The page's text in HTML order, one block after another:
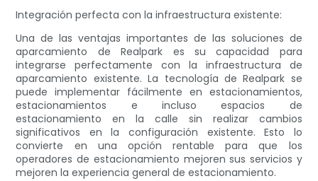
Integración perfecta con la infraestructura existente:
Una de las ventajas importantes de las soluciones de
aparcamiento de Realpark es su capacidad para
integrarse perfectamente con la infraestructura de
aparcamiento existente. La tecnología de Realpark se
puede implementar fácilmente en estacionamientos,
estacionamientos e incluso espacios de
estacionamiento en la calle sin realizar cambios
significativos en la configuración existente. Esto lo
convierte en una opción rentable para que los
operadores de estacionamiento mejoren sus servicios y
mejoren la experiencia general de estacionamiento.